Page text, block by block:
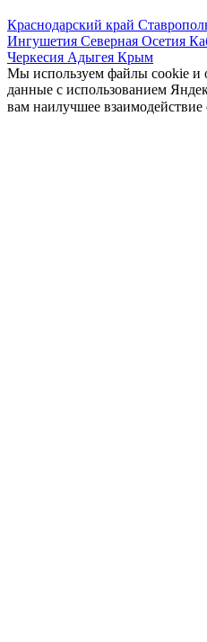
Краснодарский край
Ингушетия Северная Осетия
Черкесия Адыгея Крым
Мы используем файлы cookie и
данные с использованием
вам наилучшее